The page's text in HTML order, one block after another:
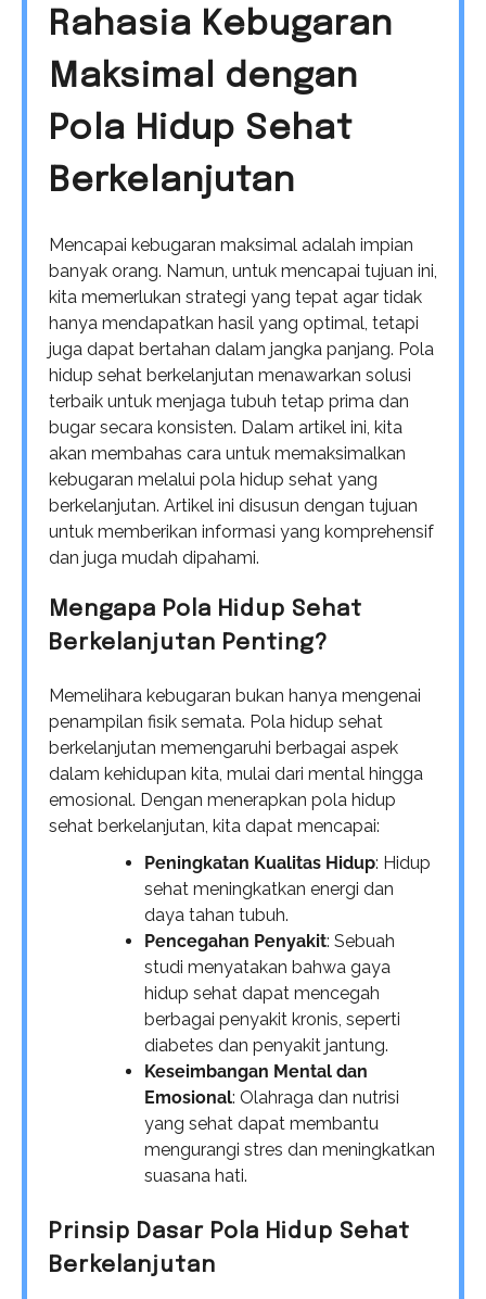
Rahasia Kebugaran
Maksimal dengan
Pola Hidup Sehat
Berkelanjutan
Mencapai kebugaran maksimal adalah impian
banyak orang. Namun, untuk mencapai tujuan ini,
kita memerlukan strategi yang tepat agar tidak
hanya mendapatkan hasil yang optimal, tetapi
juga dapat bertahan dalam jangka panjang. Pola
hidup sehat berkelanjutan menawarkan solusi
terbaik untuk menjaga tubuh tetap prima dan
bugar secara konsisten. Dalam artikel ini, kita
akan membahas cara untuk memaksimalkan
kebugaran melalui pola hidup sehat yang
berkelanjutan. Artikel ini disusun dengan tujuan
untuk memberikan informasi yang komprehensif
dan juga mudah dipahami.
Mengapa Pola Hidup Sehat
Berkelanjutan Penting?
Memelihara kebugaran bukan hanya mengenai
penampilan fisik semata. Pola hidup sehat
berkelanjutan memengaruhi berbagai aspek
dalam kehidupan kita, mulai dari mental hingga
emosional. Dengan menerapkan pola hidup
sehat berkelanjutan, kita dapat mencapai:
Peningkatan Kualitas Hidup: Hidup
sehat meningkatkan energi dan
daya tahan tubuh.
Pencegahan Penyakit: Sebuah
studi menyatakan bahwa gaya
hidup sehat dapat mencegah
berbagai penyakit kronis, seperti
diabetes dan penyakit jantung.
Keseimbangan Mental dan
Emosional: Olahraga dan nutrisi
yang sehat dapat membantu
mengurangi stres dan meningkatkan
suasana hati.
Prinsip Dasar Pola Hidup Sehat
Berkelanjutan